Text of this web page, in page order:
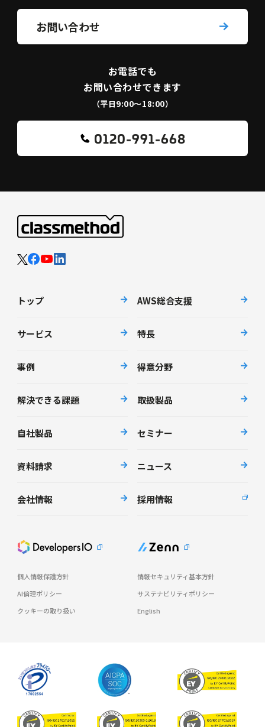
お問い合わせ
お電話でも
お問い合わせできます
（平日9:00〜18:00）
0120-991-668
トップ AWS総合支援
サービス 特長
事例 得意分野
解決できる課題 取扱製品
自社製品 セミナー
資料請求 ニュース
会社情報 採用情報
個人情報保護方針
情報セキュリティ基本方針
AI倫理ポリシー
サステナビリティポリシー
クッキーの取り扱い
English